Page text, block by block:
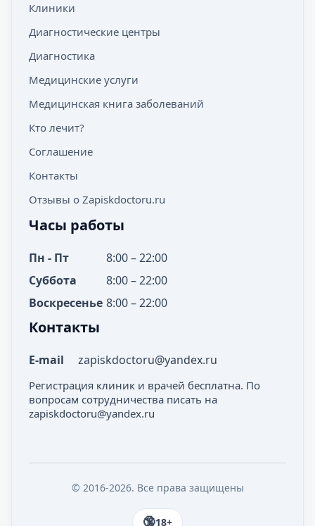
Клиники
Диагностические центры
Диагностика
Медицинские услуги
Медицинская книга заболеваний
Кто лечит?
Соглашение
Контакты
Отзывы о Zapiskdoctoru.ru
Часы работы
Пн - Пт
8:00 – 22:00
Суббота
8:00 – 22:00
Воскресенье 8:00 – 22:00
Контакты
E-mail zapiskdoctoru@yandex.ru
Регистрация клиник и врачей бесплатна. По
вопросам сотрудничества писать на
zapiskdoctoru@yandex.ru
© 2016-2026. Все права защищены
18+